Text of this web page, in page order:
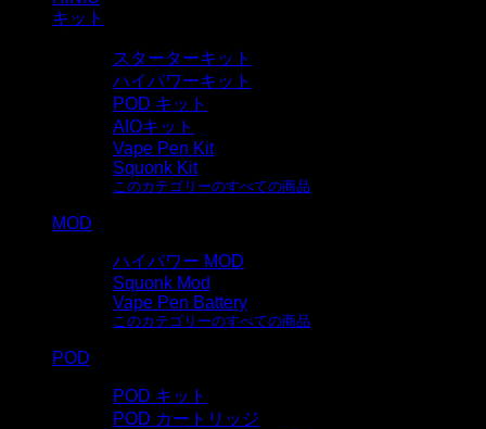
キット
スターターキット
ハイパワーキット
POD キット
AIOキット
Vape Pen Kit
Squonk Kit
このカテゴリーのすべての商品
MOD
ハイパワー MOD
Squonk Mod
Vape Pen Battery
このカテゴリーのすべての商品
POD
POD キット
POD カートリッジ